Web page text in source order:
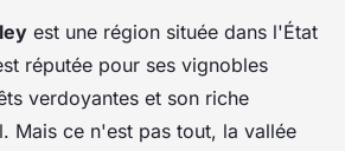
est une région située dans l'État
réputée pour ses vignobles
verdoyantes et son riche
Mais ce n'est pas tout, la vallée